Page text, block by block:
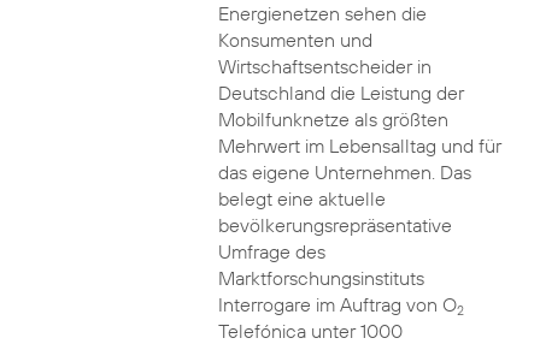
Energienetzen sehen die
Konsumenten und
Wirtschaftsentscheider in
Deutschland die Leistung der
Mobilfunknetze als größten
Mehrwert im Lebensalltag und für
das eigene Unternehmen. Das
belegt eine aktuelle
bevölkerungsrepräsentative
Umfrage des
Marktforschungsinstituts
Interrogare im Auftrag von O2
Telefónica unter 1000